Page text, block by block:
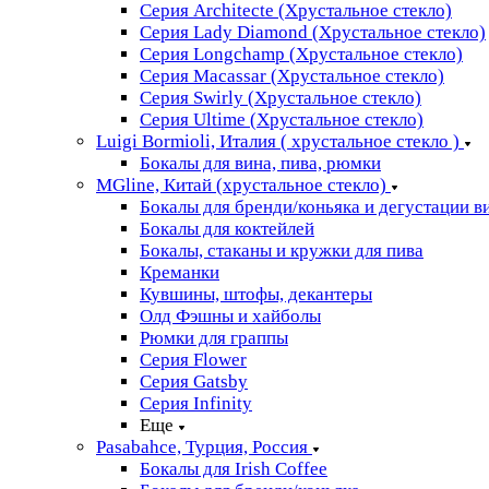
Серия Architecte (Хрустальное стекло)
Серия Lady Diamond (Хрустальное стекло)
Серия Longchamp (Хрустальное стекло)
Серия Macassar (Хрустальное стекло)
Серия Swirly (Хрустальное стекло)
Серия Ultime (Хрустальное стекло)
Luigi Bormioli, Италия ( хрустальное стекло )
Бокалы для вина, пива, рюмки
MGline, Китай (хрустальное стекло)
Бокалы для бренди/коньяка и дегустации
Бокалы для коктейлей
Бокалы, стаканы и кружки для пива
Креманки
Кувшины, штофы, декантеры
Олд Фэшны и хайболы
Рюмки для граппы
Серия Flower
Серия Gatsby
Серия Infinity
Еще
Pasabahce, Турция, Россия
Бокалы для Irish Coffee